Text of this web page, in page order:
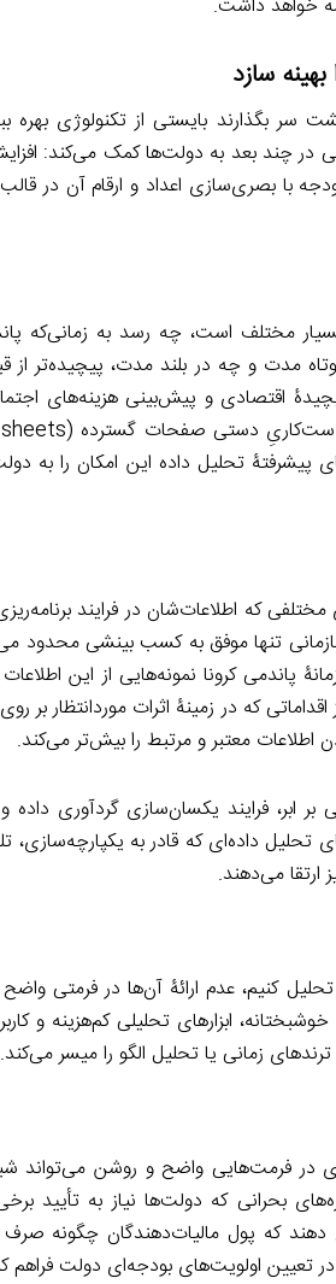
خواهد داشت.
سازد
پشت سر بگذارند بایستی از تکنولوژی
در چند بعد به دولت‌ها کمک می‌کند:
بصری‌سازی اعداد و ارقام آن در قالب
مختلف است، چه رسد به زمانی‌که
مدت و چه در بلند مدت، پیچیده‌تر
اقتصادی و پیش‌بینی هزینه‌های
پیشرفتۀ تحلیل داده این امکان را به‌
که اطلاعات‌شان در فرایند
تنها موفق به کسب بینشی محدود
پاندمی کرونا نمونه‌هایی از این
شیوع و نیز اقداماتی که در زمینۀ اثرات
اطلاعات معتبر و مرتبط را بیش‌تر می‌کند.
بر ابر، فرایند یکسان‌سازی گردآوری
تحلیل داده‌ای که قادر به
ارتقا می‌دهند.
کنیم، عدم ارائۀ آن‌ها در فرمتی
ابزارهای تحلیلی کم‌هزینه و
زمانی یا تحلیل الگو را میسر می‌کند.
در فرمت‌هایی واضح و روشن می‌تواند
بحرانی که دولت‌ها نیاز به تأیید
که پول مالیات‌دهندگان چگونه
تعیین اولویت‌های بودجه‌ای دولت فراهم